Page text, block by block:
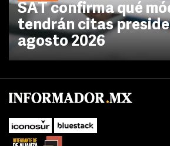
SAT confirma qué
tendrán citas
agosto 2026